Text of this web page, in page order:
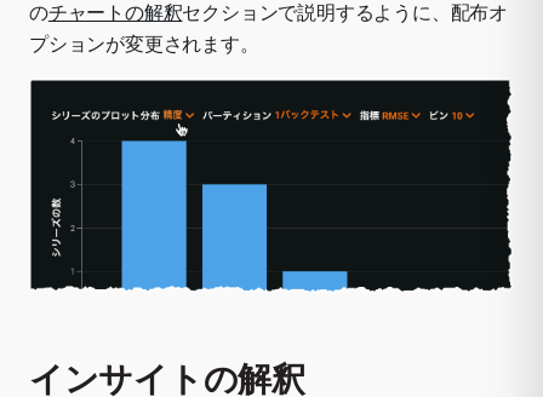
のチャートの解釈セクションで説明するように、配布オ
プションが変更されます。
インサイトの解釈